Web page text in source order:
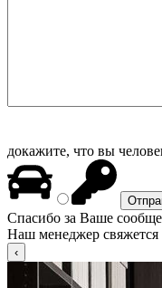
докажите, что вы
Спасибо за Ваше
Наш менеджер